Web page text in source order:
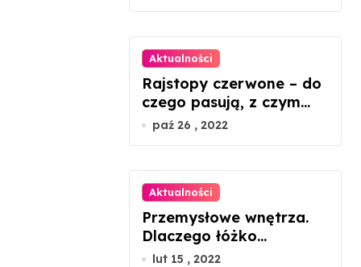
Aktualności
Rajstopy czerwone – do
czego pasują, z czym
nosić?
paź 26 , 2022
Aktualności
Przemysłowe wnętrza.
Dlaczego łóżko
metalowe będzie
lut 15 , 2022